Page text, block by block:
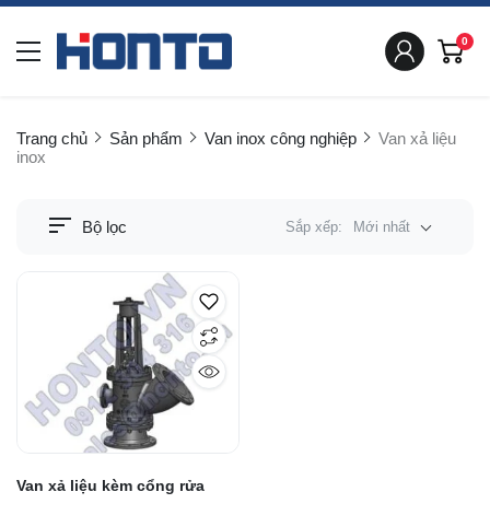
0
Trang chủ Sản phẩm Van inox công nghiệp
Van xả liệu
inox
Bộ lọc Sắp xếp: Mới nhất
Van xả liệu kèm cổng rửa